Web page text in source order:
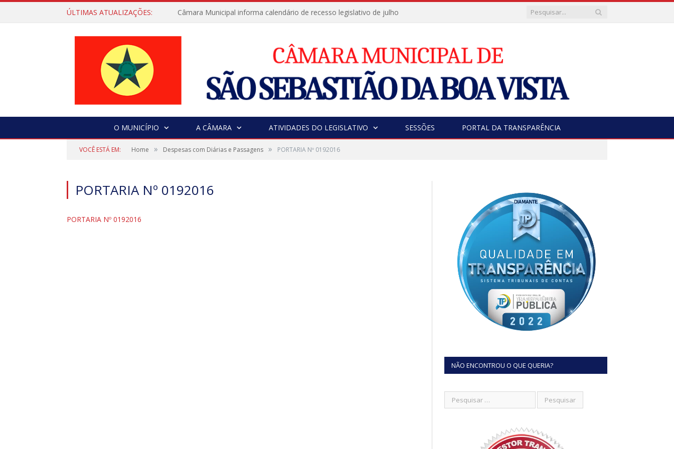
ÚLTIMAS ATUALIZAÇÕES: Câmara Municipal informa calendário de recesso legislativo de julho
O MUNICÍPIO A CÂMARA ATIVIDADES DO LEGISLATIVO SESSÕES PORTAL DA TRANSPARÊNCIA
VOCÊ ESTÁ EM: Home » Despesas com Diárias e Passagens » PORTARIA Nº 0192016
PORTARIA Nº 0192016
PORTARIA Nº 0192016
NÃO ENCONTROU O QUE QUERIA?